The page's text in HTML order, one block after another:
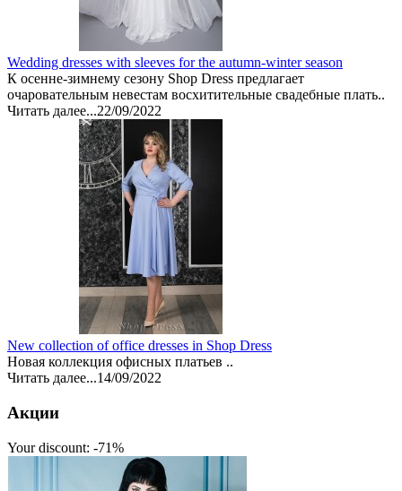
Wedding dresses with sleeves for the autumn-winter season
К осенне-зимнему сезону Shop Dress предлагает
очаровательным невестам восхитительные свадебные плать..
Читать далее...22/09/2022
New collection of office dresses in Shop Dress
Новая коллекция офисных платьев ..
Читать далее...14/09/2022
Акции
Your discount: -71%